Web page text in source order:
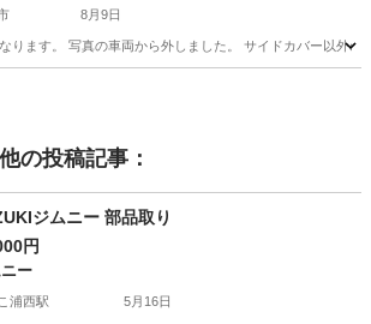
8月9日
ります。 写真の車両から外しました。 サイドカバー以外
の投稿記事：
ジムニー 部品取り
円
ー
浦西駅 5月16日